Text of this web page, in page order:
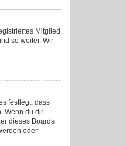
Mitglied
so weiter. Wir
festlegt, dass
Wenn du dir
dieses Boards
oder